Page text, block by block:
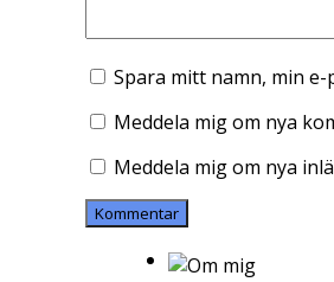
Spara mitt namn, min
Meddela mig om nya
Meddela mig om nya